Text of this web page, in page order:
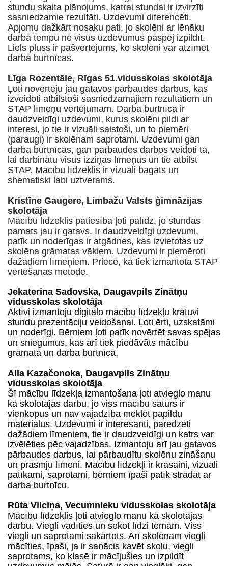
stundu skaita plānojums, katrai stundai ir izvirzīti
sasniedzamie rezultāti. Uzdevumi diferencēti.
Apjomu dažkārt nosaku pati, jo skolēni ar lēnāku
darba tempu ne visus uzdevumus paspēj izpildīt.
Liels pluss ir pašvērtējums, ko skolēni var atzīmēt
darba burtnīcās.
Līga Rozentāle, Rīgas 51.vidusskolas skolotāja
Ļoti novērtēju jau gatavos pārbaudes darbus, kas
izveidoti atbilstoši sasniedzamajiem rezultātiem un
STAP līmeņu vērtējumam. Darba burtnīcā ir
daudzveidīgi uzdevumi, kurus skolēni pildi ar
interesi, jo tie ir vizuāli saistoši, un to piemēri
(paraugi) ir skolēnam saprotami. Uzdevumi gan
darba burtnīcās, gan pārbaudes darbos veidoti tā,
lai darbinātu visus izziņas līmeņus un tie atbilst
STAP. Mācību līdzeklis ir vizuāli bagāts un
shematiski labi uztverams.
Kristīne Gaugere, Limbažu Valsts ģimnāzijas
skolotāja
Mācību līdzeklis patiesībā ļoti palīdz, jo stundas
pamats jau ir gatavs. Ir daudzveidīgi uzdevumi,
patīk un noderīgas ir atgādnes, kas izvietotas uz
skolēna grāmatas vākiem. Uzdevumi ir piemēroti
dažādiem līmeņiem. Priecē, ka tiek izmantota STAP
vērtēšanas metode.
Jekaterina Sadovska, Daugavpils Zinātņu
vidusskolas skolotāja
Aktīvi izmantoju digitālo mācību līdzekļu krātuvi
stundu prezentāciju veidošanai. Ļoti ērti, uzskatāmi
un noderīgi. Bērniem ļoti patīk novērtēt savas spējas
un sniegumus, kas arī tiek piedāvāts mācību
grāmatā un darba burtnīcā.
Alla Kazačonoka, Daugavpils Zinātņu
vidusskolas skolotāja
Šī mācību līdzekļa izmantošana ļoti atvieglo manu
kā skolotājas darbu, jo viss mācību saturs ir
vienkopus un nav vajadzība meklēt papildu
materiālus. Uzdevumi ir interesanti, paredzēti
dažādiem līmeņiem, tie ir daudzveidīgi un katrs var
izvēlēties pēc vajadzības. Izmantoju arī jau gatavos
pārbaudes darbus, lai pārbaudītu skolēnu zināšanu
un prasmju līmeni. Mācību līdzekļi ir krāsaini, vizuāli
patīkami, saprotami, bērniem īpaši patīk strādāt ar
darba burtnīcu.
Rūta Vilciņa, Vecumnieku vidusskolas skolotāja
Mācību līdzeklis ļoti atvieglo manu kā skolotājas
darbu. Viegli vadīties un sekot līdzi tēmām. Viss
viegli un saprotami sakārtots. Arī skolēnam viegli
mācīties, īpaši, ja ir sanācis kavēt skolu, viegli
saprotams, ko klasē ir mācījušies un izpildīt